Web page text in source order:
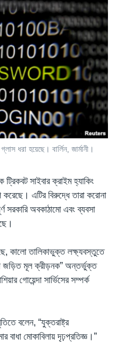
ধরা হয়েছে। বার্লিন, জার্মানী।
ট্রিকবট সাইবার ক্রাইম হ্যাকিং
এটির বিরুদ্ধে তারা করোনা
সরকারি অবকাঠামো এবং ব্যবসা
কালো তালিকাভুক্ত লক্ষ্যবস্তুতে
জড়িত মূল ক্রীড়নক” অন্তর্ভুক্ত
গোয়েন্দা সার্ভিসের সম্পর্ক
বলেন, “যুক্তরাষ্ট্র
বাধা মোকাবিলায় দৃঢ়প্রতিজ্ঞ।”